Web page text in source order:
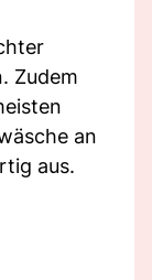
Zudem
an
aus.